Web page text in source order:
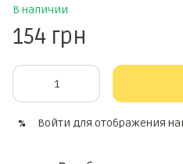
В наличии
154 грн
% Войти для отображения